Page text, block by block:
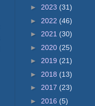
► 2023 (31)
► 2022 (46)
► 2021 (30)
► 2020 (25)
► 2019 (21)
► 2018 (13)
► 2017 (23)
► 2016 (5)